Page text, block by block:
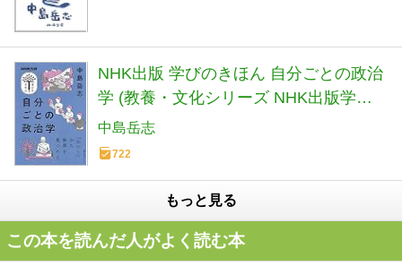
NHK出版 学びのきほん 自分ごとの政治
学 (教養・文化シリーズ NHK出版学び
のきほん)
中島岳志
722
もっと見る
この本を読んだ人がよく読む本